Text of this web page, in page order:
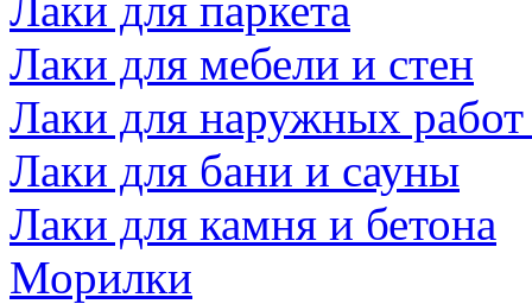
Лаки для мебели и стен
Лаки для наружных
Лаки для бани и сауны
Лаки для камня и бетона
Морилки